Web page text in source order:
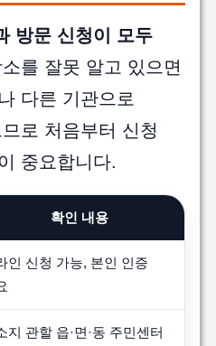
방문 신청이 모두
를 잘못 알고 있으면
다른 기관으로
로 처음부터 신청
중요합니다.
확인 내용
인 신청 가능, 본인 인증
지 관할 읍·면·동 주민센터